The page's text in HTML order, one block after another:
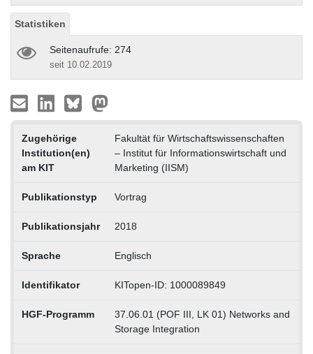
Statistiken
Seitenaufrufe: 274
seit 10.02.2019
Zugehörige
Institution(en)
am KIT
Fakultät für Wirtschaftswissenschaften
– Institut für Informationswirtschaft und
Marketing (IISM)
Publikationstyp Vortrag
Publikationsjahr 2018
Sprache Englisch
Identifikator KITopen-ID: 1000089849
HGF-Programm
37.06.01 (POF III, LK 01) Networks and
Storage Integration